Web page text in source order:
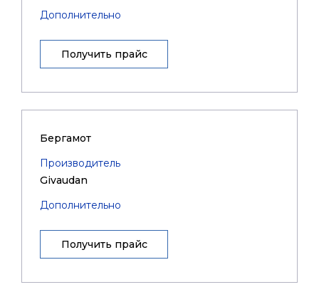
Дополнительно
Получить прайс
Бергамот
Производитель
Givaudan
Дополнительно
Получить прайс